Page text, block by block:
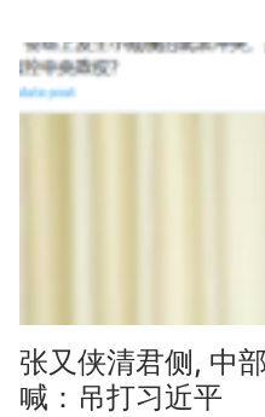
张又侠清君侧, 中
喊：吊打习近平